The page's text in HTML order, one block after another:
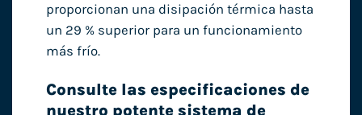
proporcionan una disipación térmica hasta
un 29 % superior para un funcionamiento
más frío.
Consulte las especificaciones de
nuestro potente sistema de